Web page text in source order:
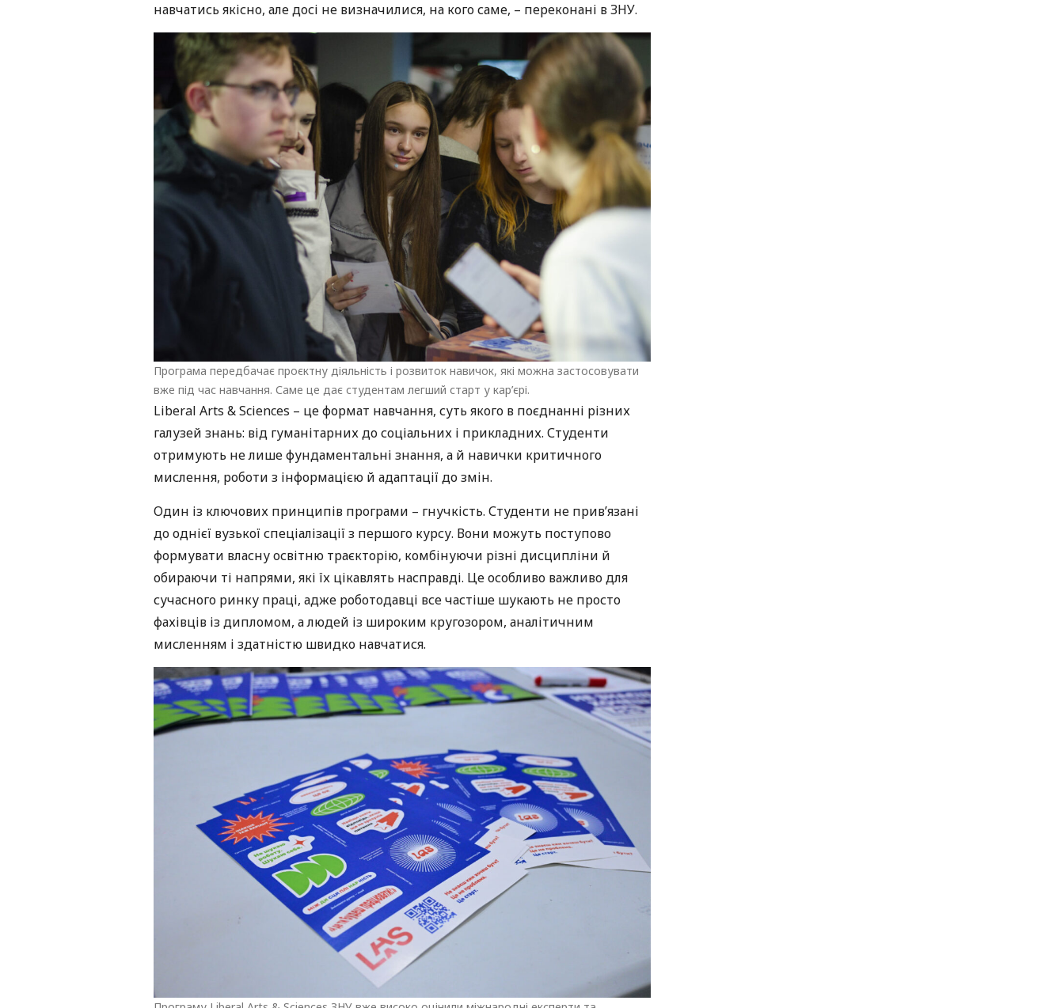
навчатись якісно, але досі не визначилися, на кого саме, – переконані в ЗНУ.
Програма передбачає проєктну діяльність і розвиток навичок, які можна застосовувати
вже під час навчання. Саме це дає студентам легший старт у кар’єрі.
Liberal Arts & Sciences – це формат навчання, суть якого в поєднанні різних
галузей знань: від гуманітарних до соціальних і прикладних. Студенти
отримують не лише фундаментальні знання, а й навички критичного
мислення, роботи з інформацією й адаптації до змін.
Один із ключових принципів програми – гнучкість. Студенти не прив’язані
до однієї вузької спеціалізації з першого курсу. Вони можуть поступово
формувати власну освітню траєкторію, комбінуючи різні дисципліни й
обираючи ті напрями, які їх цікавлять насправді. Це особливо важливо для
сучасного ринку праці, адже роботодавці все частіше шукають не просто
фахівців із дипломом, а людей із широким кругозором, аналітичним
мисленням і здатністю швидко навчатися.